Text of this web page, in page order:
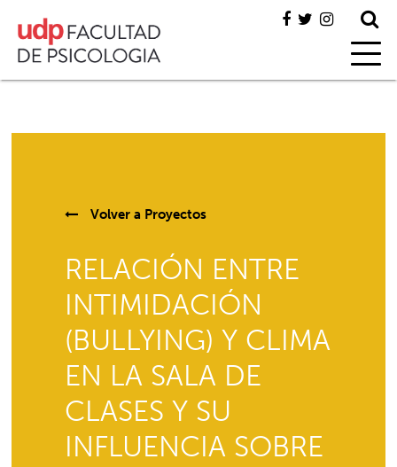
Volver a Proyectos
RELACIÓN ENTRE
INTIMIDACIÓN
(BULLYING) Y CLIMA
EN LA SALA DE
CLASES Y SU
INFLUENCIA SOBRE